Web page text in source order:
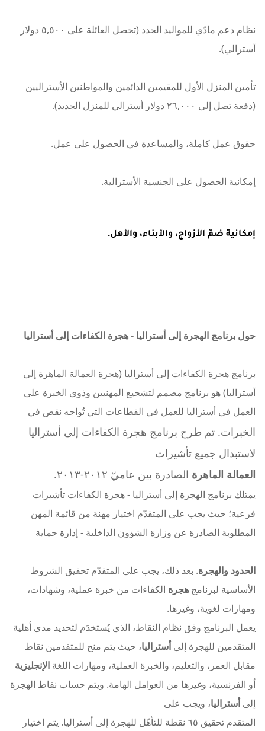
نظام دعم مادّي للمواليد الجدد (تحصل العائلة على ٥,٥٠٠ دولار
أسترالي).
تأمين المنزل الأول للمقيمين الدائمين والمواطنين الأستراليين
(دفعة تصل إلى ٢٦,٠٠٠ دولار أسترالي للمنزل الجديد).
حقوق عمل كاملة، والمساعدة في الحصول على عمل.
إمكانية الحصول على الجنسية الأسترالية.
إمكانية ضمّ الأزواج، والأبناء، والأهل.
حول برنامج الهجرة إلى أستراليا - هجرة الكفاءات إلى أستراليا
برنامج هجرة الكفاءات إلى أستراليا (هجرة العمالة الماهرة إلى
أستراليا) هو برنامج مصمم لتشجيع المهنيين وذوي الخبرة على
العمل في أستراليا للعمل في القطاعات التي تُواجه نقص في
الخبرات. تم طرح برنامج هجرة الكفاءات إلى أستراليا
لاستبدال جميع تأشيرات
العمالة الماهرة الصادرة بين عاميّ ٢٠١٢-٢٠١٣.
يمتلك برنامج الهجرة إلى أستراليا - هجرة الكفاءات تأشيرات
فرعية؛ حيث يجب على المتقدّم اختيار مهنة من قائمة المهن
المطلوبة الصادرة عن وزارة الشؤون الداخلية - إدارة حماية
الحدود والهجرة. بعد ذلك، يجب على المتقدّم تحقيق الشروط
الأساسية لبرنامج هجرة الكفاءات من خبرة عملية، وشهادات،
ومهارات لغوية، وغيرها.
يعمل البرنامج وفق نظام النقاط، الذي يُستخدَم لتحديد مدى أهلية
المتقدمين للهجرة إلىأستراليا، حيث يتم منح للمتقدمين نقاط
مقابل العمر، والتعليم، والخبرة العملية، ومهارات اللغة الإنجليزية
أو الفرنسية، وغيرها من العوامل الهامة. ويتم حساب نقاط الهجرة
إلىأستراليا، ويجب على
المتقدم تحقيق ٦٥ نقطة للتأهّل للهجرة إلى أستراليا. يتم اختيار